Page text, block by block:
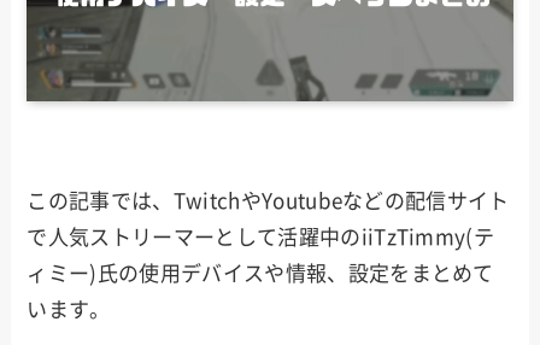
この記事では、TwitchやYoutubeなどの配信サイト
で人気ストリーマーとして活躍中のiiTzTimmy(テ
ィミー)氏の使用デバイスや情報、設定をまとめて
います。